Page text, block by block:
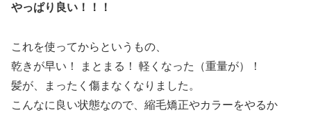
やっぱり良い！！！
これを使ってからというもの、
乾きが早い！ まとまる！ 軽くなった（重量が）！
髪が、まったく傷まなくなりました。
こんなに良い状態なので、縮毛矯正やカラーをやるか